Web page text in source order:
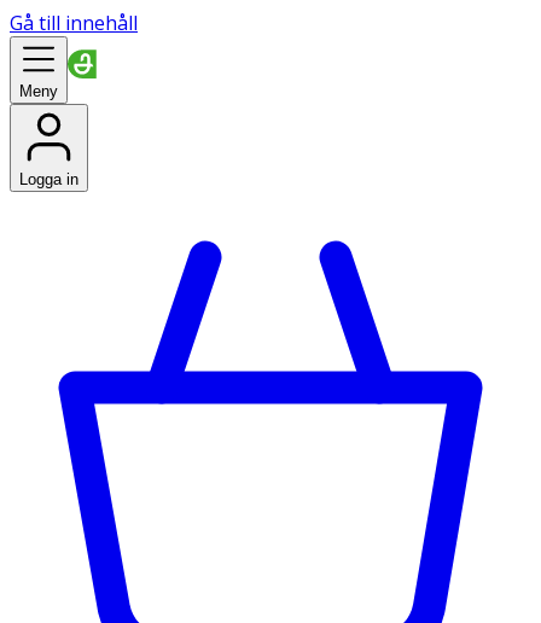
Gå till innehåll
Meny
Logga in